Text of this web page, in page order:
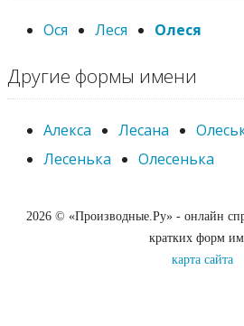
Ося Леся Олеся
Другие формы имени
Алекса Лесана
Лесенька
Олесенька
2026 © «Производные.Ру» - онлайн
кратких форм
карта сайта